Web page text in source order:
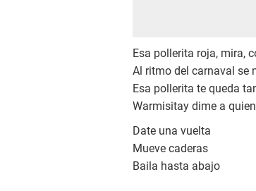
Esa pollerita roja, mira,
Al ritmo del carnaval se
Esa pollerita te queda
Warmisitay dime a
Date una vuelta
Mueve caderas
Baila hasta abajo